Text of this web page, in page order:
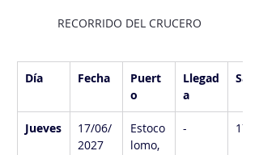
RECORRIDO DEL CRUCERO
Día Fecha
Puert
o
Llegad
a
Jueves
17/06/
2027
Estoco
lomo,
- 17:00